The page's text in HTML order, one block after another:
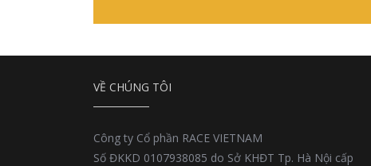
VỀ CHÚNG TÔI
Công ty Cổ phần RACE VIETNAM
Số ĐKKD 0107938085 do Sở KHĐT Tp. Hà Nội cấp